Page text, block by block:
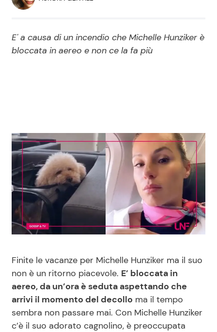
Economia
Persone Scomparse Programmi TV
News Cinema
News Musica
News Spettacolo
News dal mondo
Benessere
Casa
Moda e Style
Mondo Mamma
Cucina e Ricette
Consigli di Cucina
Dolci
Le Ricette in TV
E' a causa di un incendio che Michelle Hunziker è
bloccata in aereo e non ce la fa più
Finite le vacanze per Michelle Hunziker ma il suo
non è un ritorno piacevole. E’ bloccata in
aereo, da un’ora è seduta aspettando che
arrivi il momento del decollo ma il tempo
sembra non passare mai. Con Michelle Hunziker
c’è il suo adorato cagnolino, è preoccupata